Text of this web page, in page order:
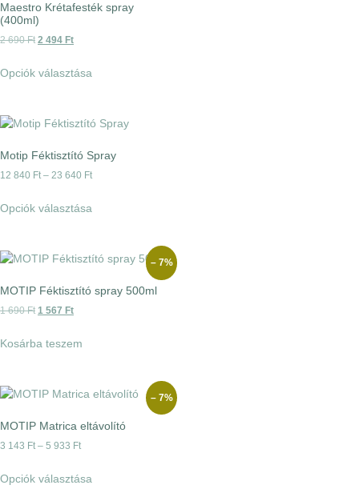
Maestro Krétafesték spray
(400ml)
2 690Ft 2 494 Ft
Opciók választása
Motip Féktisztító Spray
12 840 Ft – 23 640 Ft
Opciók választása
– 7%
MOTIP Féktisztító spray 500ml
1 690Ft 1 567 Ft
Kosárba teszem
– 7%
MOTIP Matrica eltávolító
3 143 Ft – 5 933 Ft
Opciók választása